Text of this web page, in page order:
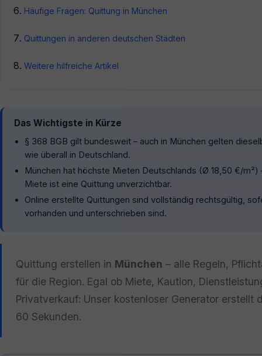
Häufige Fragen: Quittung in München
Quittungen in anderen deutschen Städten
Weitere hilfreiche Artikel
Das Wichtigste in Kürze
§ 368 BGB gilt bundesweit – auch in München gelten
wie überall in Deutschland.
München hat höchste Mieten Deutschlands (Ø 18,50 €/m²)
Miete ist eine Quittung unverzichtbar.
Online erstellte Quittungen sind vollständig rechtsgültig,
vorhanden und unterschrieben sind.
Quittung erstellen in München – alle Regeln,
für die Region. Egal ob Miete, Kaution,
Privatverkauf: Unser kostenloser Generator erstellt
60 Sekunden.